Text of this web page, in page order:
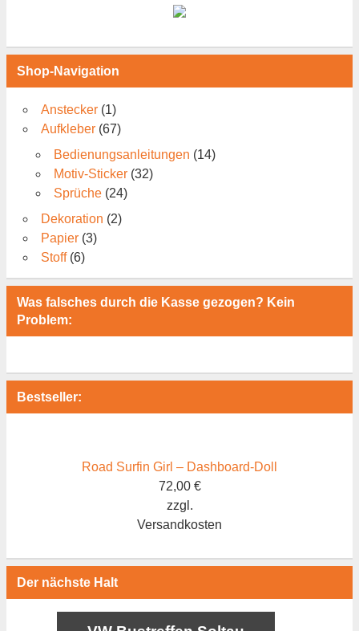
Shop-Navigation
Anstecker (1)
Aufkleber (67)
Bedienungsanleitungen (14)
Motiv-Sticker (32)
Sprüche (24)
Dekoration (2)
Papier (3)
Stoff (6)
Was falsches durch die Kasse gezogen? Kein
Problem:
Bestseller:
Road Surfin Girl – Dashboard-Doll
72,00 €
zzgl.
Versandkosten
Der nächste Halt